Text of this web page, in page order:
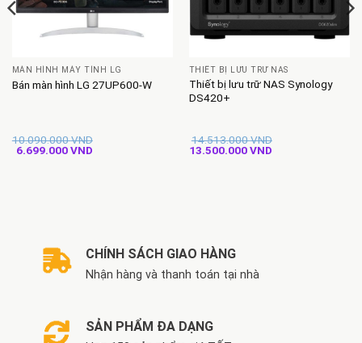
MÀN HÌNH MÁY TÍNH LG
Bán màn hình LG 27UP600-W
10.090.000VND
Giá
6.699.000VNDGiá
THIẾT BỊ LƯU TRỮ NAS
Thiết bị lưu trữ NAS Synology
DS420+
14.513.000VND
Giá
13.500.000VNDGiá
CHÍNH SÁCH GIAO HÀNG
Nhận hàng và thanh toán tại nhà
SẢN PHẨM ĐA DẠNG